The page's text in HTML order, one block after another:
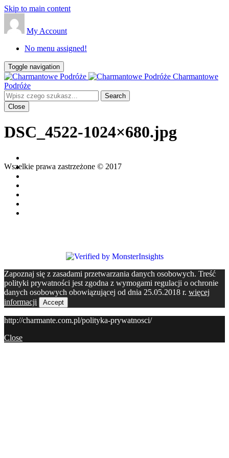
Skip to main content
My Account
No menu assigned!
Toggle navigation
Charmantowe
Podróże
Close
DSC_4522-1024×680.jpg
Wszelkie prawa zastrzeżone © 2017
Zapoznaj się z zasadami przetwarzania danych osobowych. Treść
polityki prywatności jest zgodna z wymogami regulacji o ochronie
danych osobowych obowiązującej od dnia 25.05.2018 r. więcej
informacji
Accept
http://charmante.com.pl/polityka-prywatnosci/
Close